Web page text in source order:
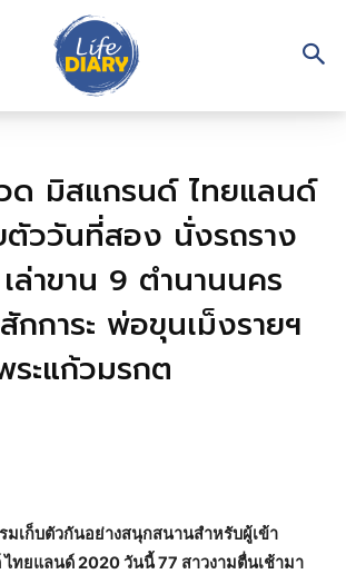
วด มิสแกรนด์ ไทยแลนด์
ววันที่สอง นั่งรถราง
ล่าขาน 9 ตำนานนคร
กการะ พ่อขุนเม็งรายฯ
ะแก้วมรกต
มเก็บตัวกันอย่างสนุกสนานสำหรับผู้เข้า
ทยแลนด์ 2020 วันนี้ 77 สาวงามตื่นเช้ามา